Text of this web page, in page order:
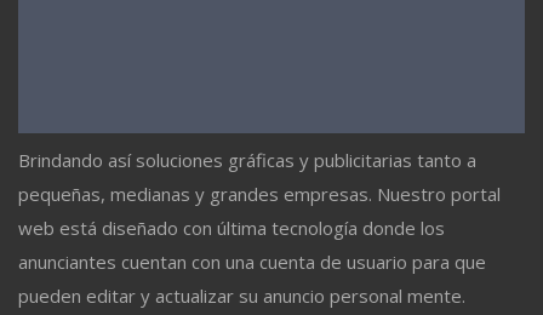
Brindando así soluciones gráficas y publicitarias tanto a
pequeñas, medianas y grandes empresas. Nuestro portal
web está diseñado con última tecnología donde los
anunciantes cuentan con una cuenta de usuario para que
pueden editar y actualizar su anuncio personal mente.